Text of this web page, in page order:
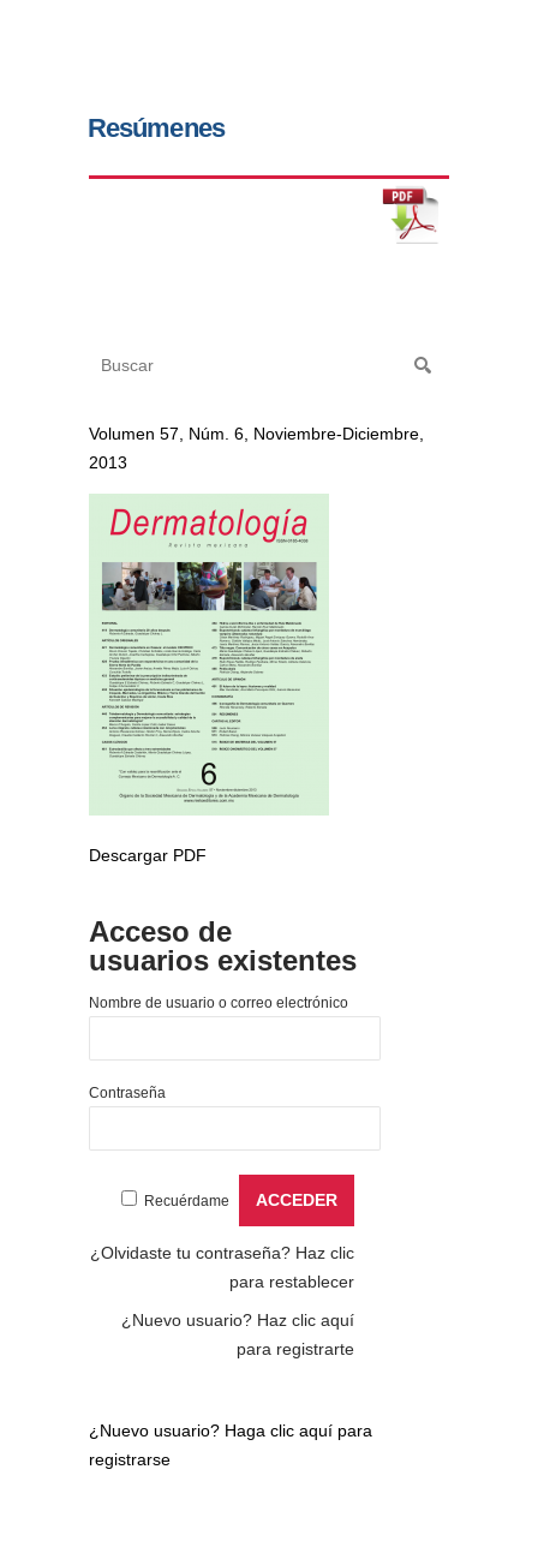
Resúmenes
Volumen 57, Núm. 6, Noviembre-Diciembre,
2013
Descargar PDF
Acceso de
usuarios existentes
Nombre de usuario o correo electrónico
Contraseña
Recuérdame
¿Olvidaste tu contraseña? Haz clic
para restablecer
¿Nuevo usuario? Haz clic aquí
para registrarte
¿Nuevo usuario? Haga clic aquí para
registrarse